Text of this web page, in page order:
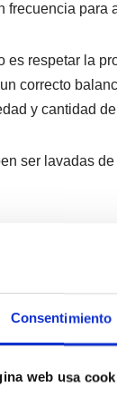
Consentimiento
web usa
frecuencia para
es respetar la
correcto
y cantidad
ser lavadas